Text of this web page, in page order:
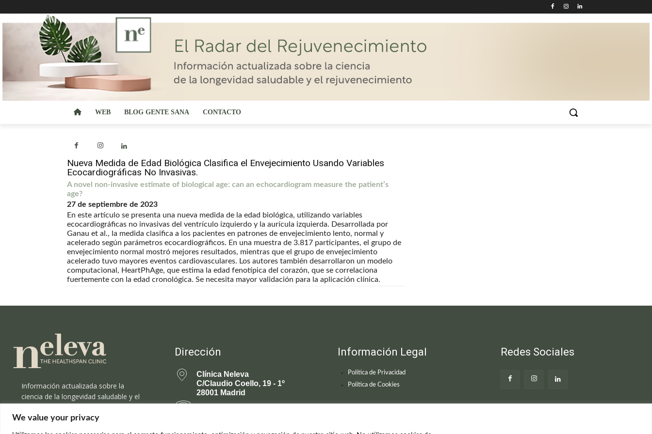
We value your privacy
WEB BLOG GENTE SANA CONTACTO
Nueva Medida de Edad Biológica Clasifica el Envejecimiento Usando Variables
Ecocardiográficas No Invasivas.
A novel non-invasive estimate of biological age: can an echocardiogram measure the patient’s
age?
27 de septiembre de 2023
En este artículo se presenta una nueva medida de la edad biológica, utilizando variables
ecocardiográficas no invasivas del ventrículo izquierdo y la aurícula izquierda. Desarrollada por
Ganau et al., la medida clasifica a los pacientes en patrones de envejecimiento lento, normal y
acelerado según parámetros ecocardiográficos. En una muestra de 3.817 participantes, el grupo de
envejecimiento normal mostró mejores resultados, mientras que el grupo de envejecimiento
acelerado tuvo mayores eventos cardiovasculares. Los autores también desarrollaron un modelo
computacional, HeartPhAge, que estima la edad fenotípica del corazón, que se correlaciona
fuertemente con la edad cronológica. Se necesita mayor validación para la aplicación clínica.
Información actualizada sobre la
ciencia de la longevidad saludable y el
Dirección
Clínica Neleva
C/Claudio Coello, 19 - 1º
28001 Madrid
Información Legal
Política de Privacidad
Política de Cookies
Redes Sociales